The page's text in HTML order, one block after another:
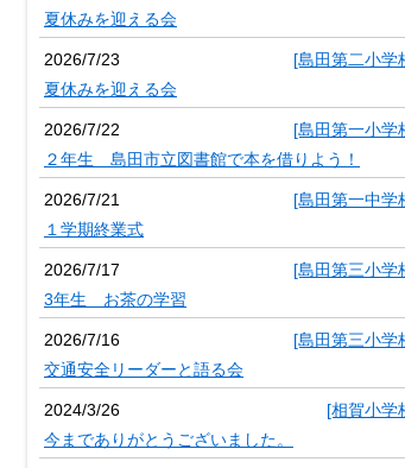
夏休みを迎える会
2026/7/23
[島田第二小学
夏休みを迎える会
2026/7/22
[島田第一小学
２年生 島田市立図書館で本を借りよう！
2026/7/21
[島田第一中学
１学期終業式
2026/7/17
[島田第三小学
3年生 お茶の学習
2026/7/16
[島田第三小学
交通安全リーダーと語る会
2024/3/26
[相賀小学
今までありがとうございました。